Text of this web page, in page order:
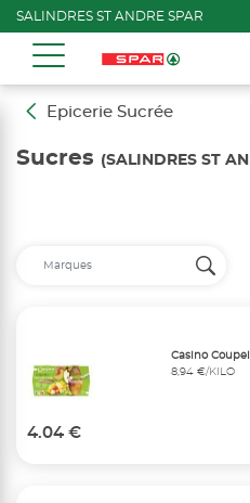
SALINDRES ST ANDRE SPAR
Epicerie Sucrée
Sucres (SALINDRES ST
Casino
8,94 €/KILO
4.04 €